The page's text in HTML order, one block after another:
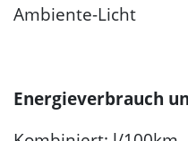
Ambiente-Licht
Energieverbrauch